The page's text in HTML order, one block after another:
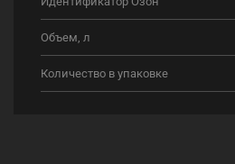
Объем, л
Количество в упаковке